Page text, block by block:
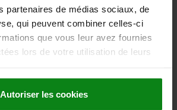
partenaires de médias sociaux, de
qui peuvent combiner celles-ci
que vous leur avez fournies
lors de votre utilisation de leurs
Autoriser les cookies
DE BASE=ACIER
PROFILÉ=KW26X32
DE RAINURES =6 B=6 D=32 D1=26